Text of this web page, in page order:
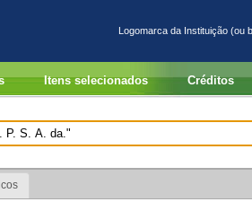
Logomarca da Instituição (ou
Itens selecionados Créditos